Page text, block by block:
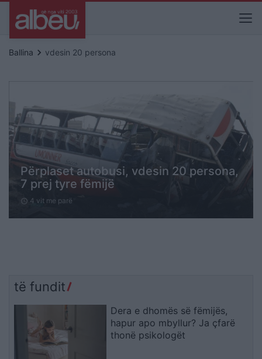
Ballina keyboard_arrow_right vdesin 20 persona
Përplaset autobusi, vdesin 20 persona,
7 prej tyre fëmijë
schedule 4 vit me parë
të fundit
Dera e dhomës së fëmijës,
hapur apo mbyllur? Ja çfarë
thonë psikologët